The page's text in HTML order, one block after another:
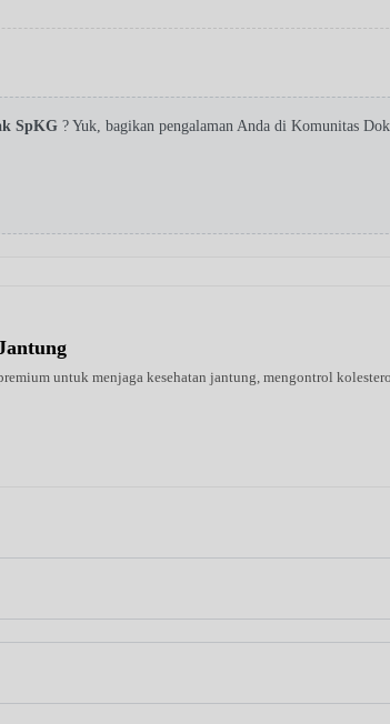
SpKG ? Yuk, bagikan pengalaman Anda di Komunitas
untuk menjaga kesehatan jantung, mengontrol